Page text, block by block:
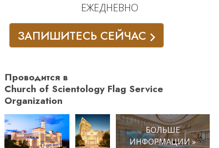
ЕЖЕДНЕВНО
ЗАПИШИТЕСЬ СЕЙЧАС
Проводится в
Church of Scientology Flag Service
Organization
БОЛЬШЕ
ИНФОРМАЦИИ »